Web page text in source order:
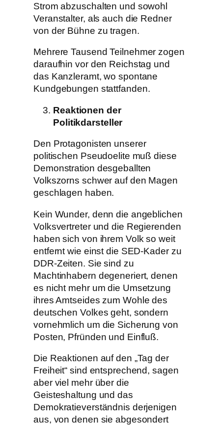
Strom abzuschalten und sowohl
Veranstalter, als auch die Redner
von der Bühne zu tragen.
Mehrere Tausend Teilnehmer zogen
daraufhin vor den Reichstag und
das Kanzleramt, wo spontane
Kundgebungen stattfanden.
Reaktionen der
Politikdarsteller
Den Protagonisten unserer
politischen Pseudoelite muß diese
Demonstration desgeballten
Volkszorns schwer auf den Magen
geschlagen haben.
Kein Wunder, denn die angeblichen
Volksvertreter und die Regierenden
haben sich von ihrem Volk so weit
entfernt wie einst die SED-Kader zu
DDR-Zeiten. Sie sind zu
Machtinhabern degeneriert, denen
es nicht mehr um die Umsetzung
ihres Amtseides zum Wohle des
deutschen Volkes geht, sondern
vornehmlich um die Sicherung von
Posten, Pfründen und Einfluß.
Die Reaktionen auf den „Tag der
Freiheit“ sind entsprechend, sagen
aber viel mehr über die
Geisteshaltung und das
Demokratieverständnis derjenigen
aus, von denen sie abgesondert